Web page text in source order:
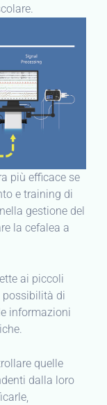
più efficace se
e training di
gestione del
la cefalea a
ai piccoli
possibilità di
informazioni
quelle
dalla loro